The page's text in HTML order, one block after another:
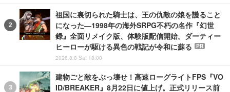
祖国に裏切られた騎士は、王の仇敵の娘を護ること
になった―1998年の海外SRPG不朽の名作『幻世
録』全面リメイク版、体験版配信開始。ダーティー
ヒーローが駆ける異色の戦記が令和に蘇る
PR
2026.8.8 Sat 18:00
建物ごと敵をぶっ壊せ！高速ローグライトFPS『VO
ID/BREAKER』8月22日に値上げ。正式リリース前